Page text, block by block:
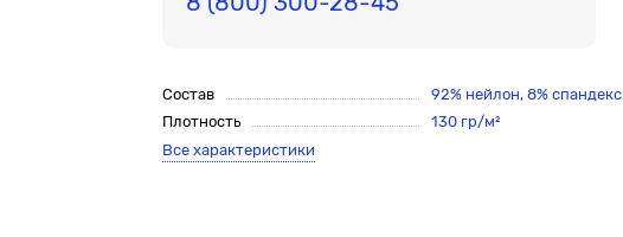
Состав 92% нейлон, 8% спандекс
Плотность
130 гр/м²
Все характеристики